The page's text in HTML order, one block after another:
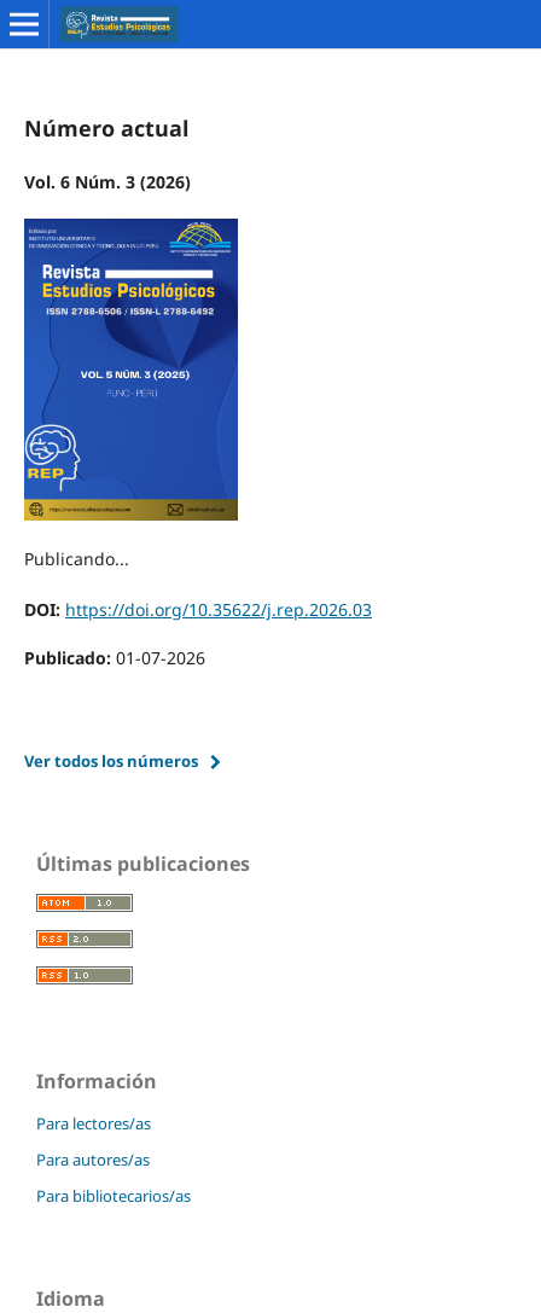
Número actual
Vol. 6 Núm. 3 (2026)
Publicando...
DOI: https://doi.org/10.35622/j.rep.2026.03
Publicado: 01-07-2026
Ver todos los números
Últimas publicaciones
Información
Para lectores/as
Para autores/as
Para bibliotecarios/as
Idioma